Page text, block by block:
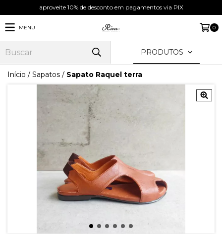
aproveite 10% de desconto em pagamentos via PIX
MENU 0
PRODUTOS
Início / Sapatos / Sapato Raquel terra